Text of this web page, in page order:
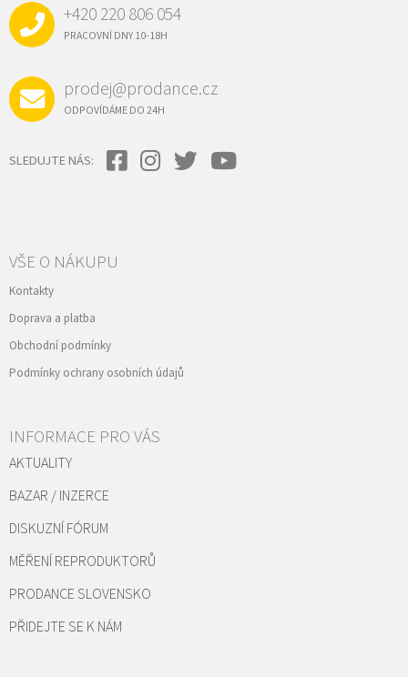
+420 220 806 054
PRACOVNÍ DNY 10-18H
prodej@prodance.cz
ODPOVÍDÁME DO 24H
SLEDUJTE NÁS:
VŠE O NÁKUPU
Kontakty
Doprava a platba
Obchodní podmínky
Podmínky ochrany osobních údajů
INFORMACE PRO VÁS
AKTUALITY
BAZAR / INZERCE
DISKUZNÍ FÓRUM
MĚŘENÍ REPRODUKTORŮ
PRODANCE SLOVENSKO
PŘIDEJTE SE K NÁM